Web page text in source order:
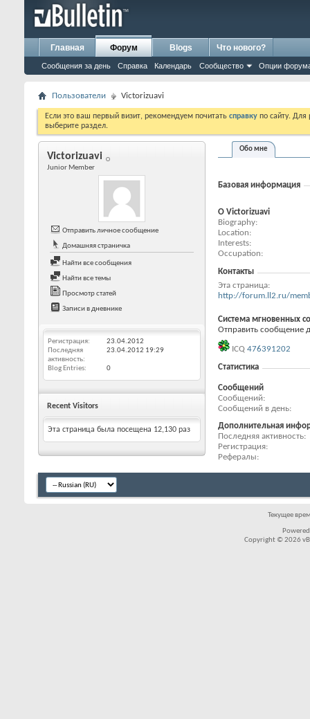
Главная Форум
Сообщения за день Справка Календарь Сообщество Опции
Blogs Что нового?
Пользователи Victorizuavi
Если это ваш первый визит, рекомендуем почитать справку по сайту.
выберите раздел.
Victorizuavi
Junior Member
Отправить личное сообщение
Домашняя страничка
Найти все сообщения
Найти все темы
Просмотр статей
Записи в дневнике
Регистрация
23.04.2012
Последняя
активность
23.04.2012 19:29
Blog Entries 0
Recent Visitors
Эта страница была посещена 12,130 раз
Обо мне
Базовая информация
О Victorizuavi
Biography
Location
Interests
Occupation
Контакты
Эта страница
http://forum.ll2.ru/
Система мгновенных
Отправить сообщение
ICQ 476391202
Статистика
Сообщений
Сообщений
Сообщений в день
Дополнительная
Последняя активность
Регистрация
Рефералы
Текущее
Copyright © 2026